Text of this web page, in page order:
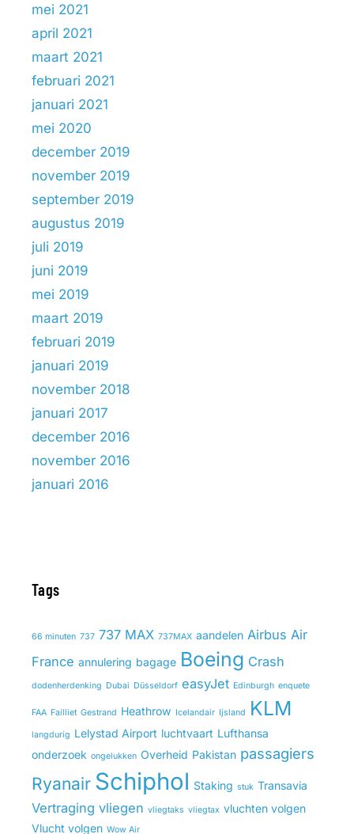
mei 2021
april 2021
maart 2021
februari 2021
januari 2021
mei 2020
december 2019
november 2019
september 2019
augustus 2019
juli 2019
juni 2019
mei 2019
maart 2019
februari 2019
januari 2019
november 2018
januari 2017
december 2016
november 2016
januari 2016
Tags
66 minuten 737 737 MAX 737MAX aandelen Airbus Air
France annulering bagage Boeing Crash
dodenherdenking Dubai Düsseldorf easyJet Edinburgh enquete
FAA Failliet Gestrand Heathrow Icelandair Ijsland KLM
langdurig Lelystad Airport luchtvaart Lufthansa
onderzoek ongelukken Overheid Pakistan passagiers
Ryanair Schiphol Staking stuk Transavia
Vertraging vliegen vliegtaks vliegtax vluchten volgen
Vlucht volgen Wow Air